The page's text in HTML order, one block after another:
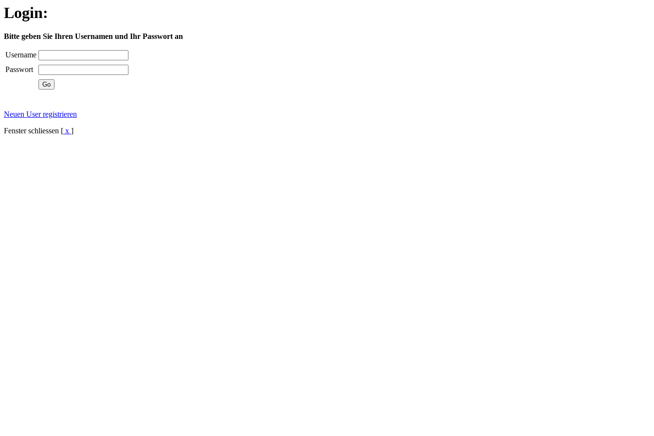
Login:
Bitte geben Sie Ihren Usernamen und Ihr Passwort an
Username
Passwort
Neuen User registrieren
Fenster schliessen [ x ]